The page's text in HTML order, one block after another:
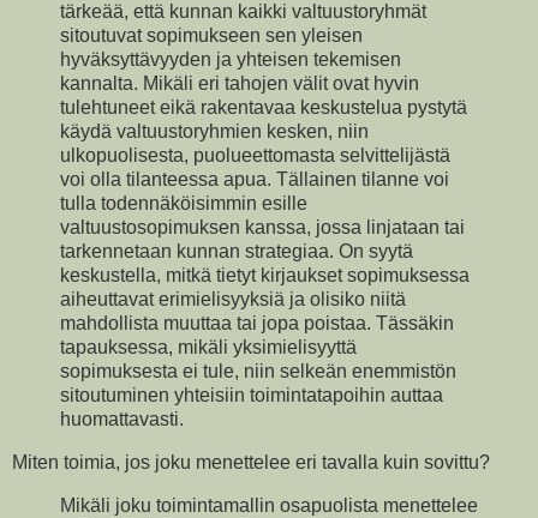
tärkeää, että kunnan kaikki valtuustoryhmät
sitoutuvat sopimukseen sen yleisen
hyväksyttävyyden ja yhteisen tekemisen
kannalta. Mikäli eri tahojen välit ovat hyvin
tulehtuneet eikä rakentavaa keskustelua pystytä
käydä valtuustoryhmien kesken, niin
ulkopuolisesta, puolueettomasta selvittelijästä
voi olla tilanteessa apua. Tällainen tilanne voi
tulla todennäköisimmin esille
valtuustosopimuksen kanssa, jossa linjataan tai
tarkennetaan kunnan strategiaa. On syytä
keskustella, mitkä tietyt kirjaukset sopimuksessa
aiheuttavat erimielisyyksiä ja olisiko niitä
mahdollista muuttaa tai jopa poistaa. Tässäkin
tapauksessa, mikäli yksimielisyyttä
sopimuksesta ei tule, niin selkeän enemmistön
sitoutuminen yhteisiin toimintatapoihin auttaa
huomattavasti.
Miten toimia, jos joku menettelee eri tavalla kuin sovittu?
Mikäli joku toimintamallin osapuolista menettelee